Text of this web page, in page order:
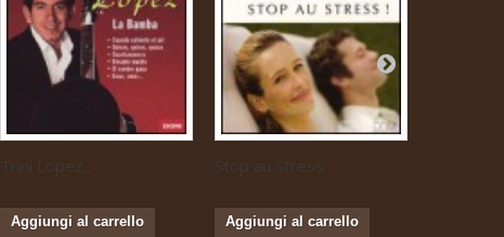
Trini Lopez...
Aggiungi al carrello
Stop au Stress
Aggiungi al carrello